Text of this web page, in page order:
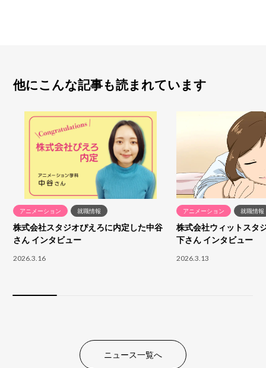
他にこんな記事も読まれています
アニメーション 就職情報
株式会社スタジオぴえろに内定した中谷
さん インタビュー
2026.3.16
アニメーション 就職情報
株式会社ウィットスタ
下さん インタビュー
2026.3.13
ニュース一覧へ